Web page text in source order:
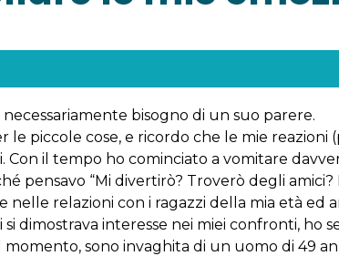
bisogno di un suo parere.
piccole cose, e ricordo che le mie reazioni
il tempo ho cominciato a vomitare
pensavo “Mi divertirò? Troverò degli amici?
nelle relazioni con i ragazzi della mia età ed
dimostrava interesse nei miei confronti, ho
sono invaghita di un uomo di 49